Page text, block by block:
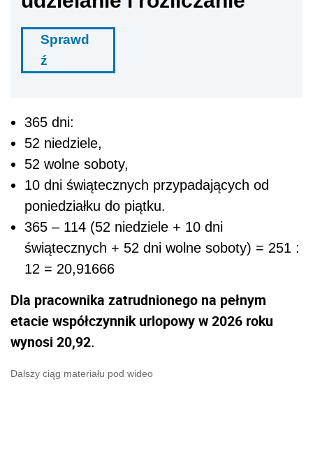
Sprawd
ź
365 dni:
52 niedziele,
52 wolne soboty,
10 dni świątecznych przypadających od
poniedziałku do piątku.
365 – 114 (52 niedziele + 10 dni
świątecznych + 52 dni wolne soboty) = 251 :
12 = 20,91666
Dla pracownika zatrudnionego na pełnym
etacie współczynnik urlopowy w 2026 roku
wynosi 20,92.
Dalszy ciąg materiału pod wideo